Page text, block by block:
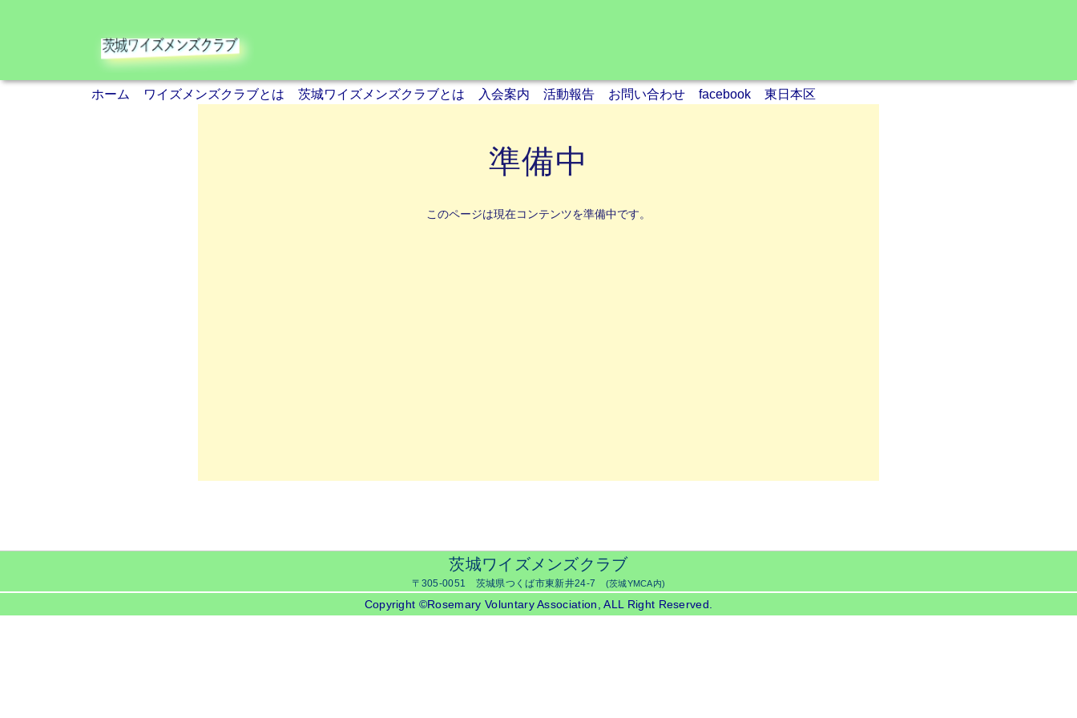
ホーム ワイズメンズクラブとは 茨城ワイズメンズクラブとは 入会案内 活動報告 お問い合わせ facebook 東日本区
準備中
このページは現在コンテンツを準備中です。
茨城ワイズメンズクラブ
〒305-0051 茨城県つくば市東新井24-7 (茨城YMCA内)
Copyright ©Rosemary Voluntary Association, ALL Right Reserved.